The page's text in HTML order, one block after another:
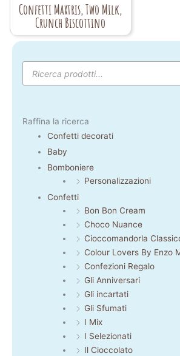
Confetti Maxtris, Two Milk,
Crunch Biscottino
Products
search
Raffina la ricerca
Confetti decorati
Baby
Bomboniere
Personalizzazioni
Confetti
Bon Bon Cream
Choco Nuance
Cioccomandorla
Colour Lovers By Enzo
Confezioni Regalo
Gli Anniversari
Gli incartati
Gli Sfumati
I Mix
I Selezionati
Il Cioccolato